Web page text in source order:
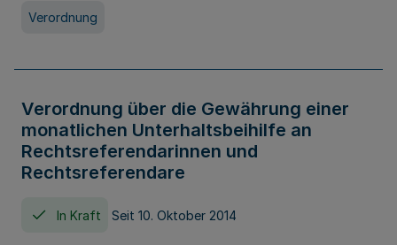
Verordnung
Verordnung über die Gewährung einer
monatlichen Unterhaltsbeihilfe an
Rechtsreferendarinnen und
Rechtsreferendare
In Kraft Seit 10. Oktober 2014